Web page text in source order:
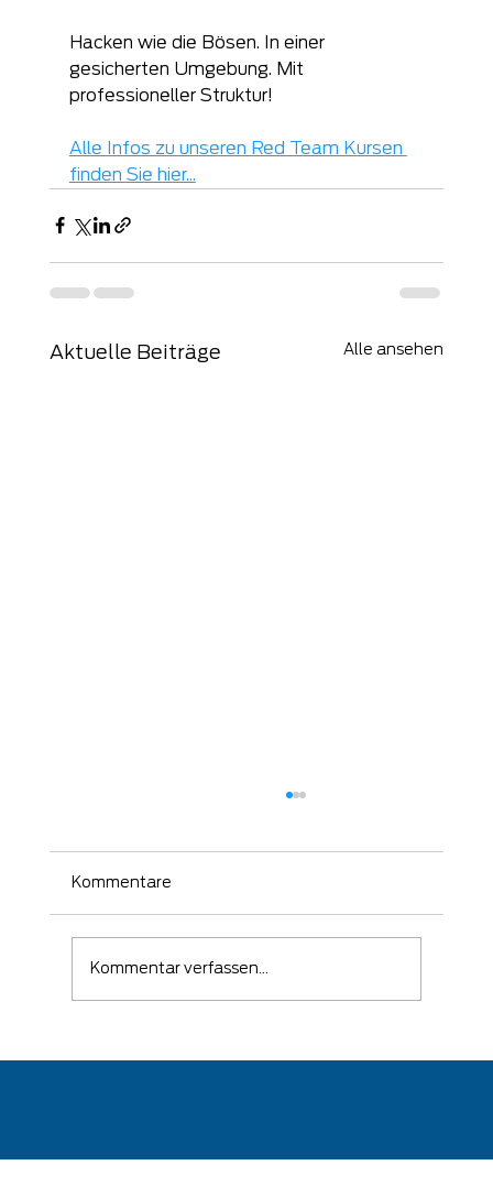
Hacken wie die Bösen. In einer
gesicherten Umgebung. Mit
professioneller Struktur!
Alle Infos zu unseren Red Team Kursen
finden Sie hier...
Aktuelle Beiträge Alle ansehen
Kommentare
Kommentar verfassen...